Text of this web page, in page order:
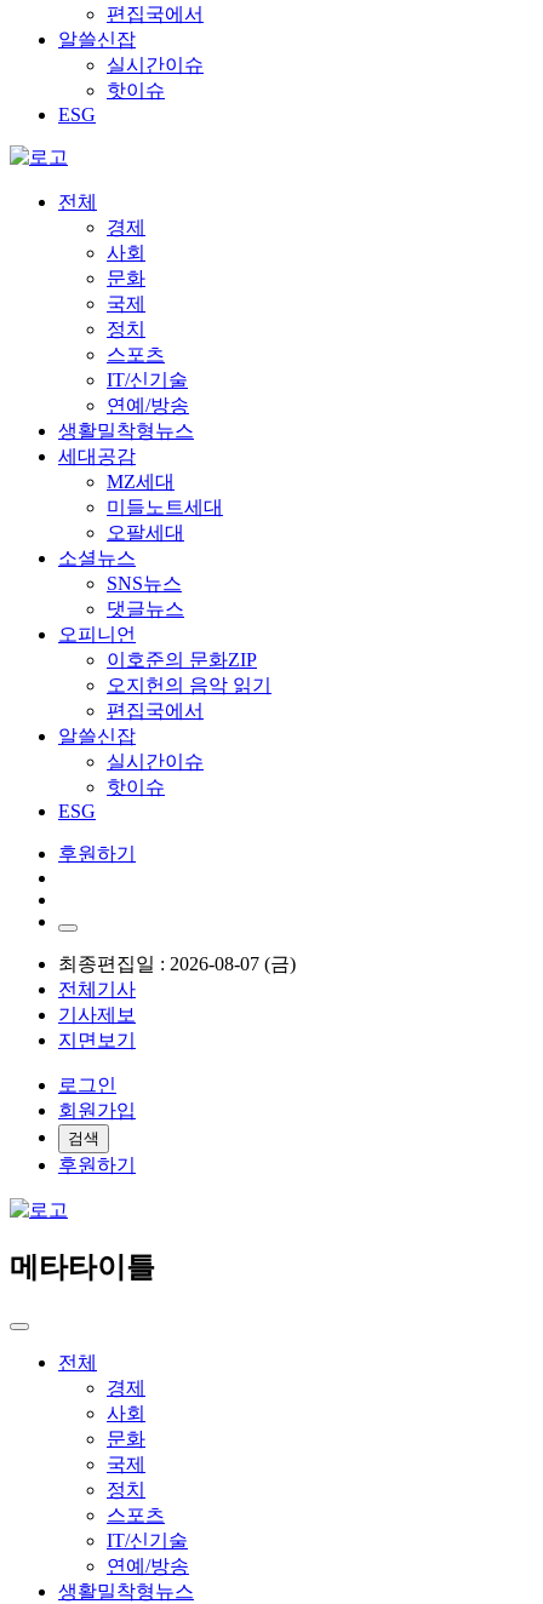
편집국에서
알쓸신잡
실시간이슈
핫이슈
ESG
전체
경제
사회
문화
국제
정치
스포츠
IT/신기술
연예/방송
생활밀착형뉴스
세대공감
MZ세대
미들노트세대
오팔세대
소셜뉴스
SNS뉴스
댓글뉴스
오피니언
이호준의 문화ZIP
오지헌의 음악 읽기
편집국에서
알쓸신잡
실시간이슈
핫이슈
ESG
후원하기
최종편집일 : 2026-08-07 (금)
전체기사
기사제보
지면보기
로그인
회원가입
검색
후원하기
메타타이틀
전체
경제
사회
문화
국제
정치
스포츠
IT/신기술
연예/방송
생활밀착형뉴스